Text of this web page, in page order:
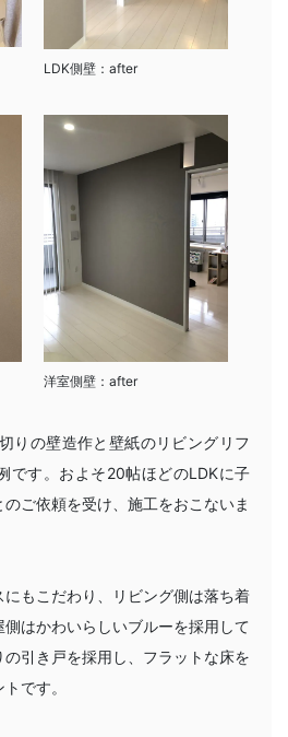
LDK側壁：after
洋室側壁：after
りの壁造作と壁紙のリビングリフ
です。およそ20帖ほどのLDKに子
ご依頼を受け、施工をおこないま
もこだわり、リビング側は落ち着
はかわいらしいブルーを採用して
引き戸を採用し、フラットな床を
です。